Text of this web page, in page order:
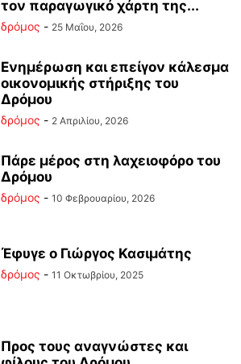
τον παραγωγικό χάρτη της...
δρόμος - 25 Μαΐου, 2026
Ενημέρωση και επείγον κάλεσμα
οικονομικής στήριξης του
Δρόμου
δρόμος - 2 Απριλίου, 2026
Πάρε μέρος στη λαχειοφόρο του
Δρόμου
δρόμος - 10 Φεβρουαρίου, 2026
Έφυγε ο Γιώργος Κασιμάτης
δρόμος - 11 Οκτωβρίου, 2025
Προς τους αναγνώστες και